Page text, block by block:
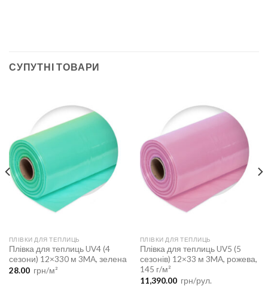
СУПУТНІ ТОВАРИ
ПЛІВКИ ДЛЯ ТЕПЛИЦЬ
Плівка для теплиць UV4 (4
сезони) 12×330 м 3MA, зелена
28.00 грн/м²
ПЛІВКИ ДЛЯ ТЕПЛИЦЬ
Плівка для теплиць UV5 (5
сезонів) 12×33 м 3MA, рожева,
145 г/м²
11,390.00 грн/рул.